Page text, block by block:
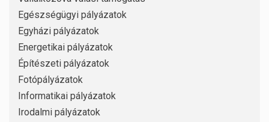
Egészségügyi pályázatok
Egyházi pályázatok
Energetikai pályázatok
Építészeti pályázatok
Fotópályázatok
Informatikai pályázatok
Irodalmi pályázatok